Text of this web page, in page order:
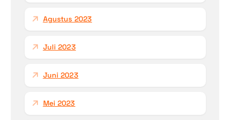
Agustus 2023
Juli 2023
Juni 2023
Mei 2023